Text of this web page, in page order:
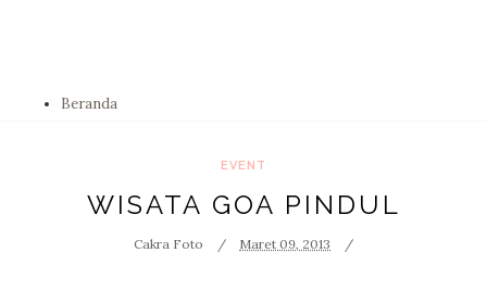
Beranda
EVENT
WISATA GOA PINDUL
Cakra Foto Maret 09, 2013